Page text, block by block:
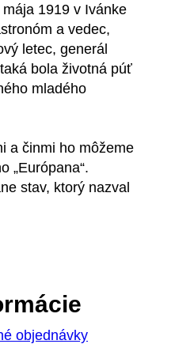
1919 v Ivánke
a vedec,
letec, generál
bola životná púť
mladého
a činmi ho môžeme
„Európana“.
stav, ktorý nazval
objednávky